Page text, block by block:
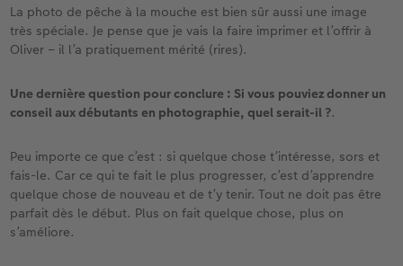
La photo de pêche à la mouche est bien sûr aussi une image
très spéciale. Je pense que je vais la faire imprimer et l’offrir à
Oliver – il l’a pratiquement mérité (rires).
Une dernière question pour conclure : Si vous pouviez donner un
conseil aux débutants en photographie, quel serait-il ?.
Peu importe ce que c’est : si quelque chose t’intéresse, sors et
fais-le. Car ce qui te fait le plus progresser, c’est d’apprendre
quelque chose de nouveau et de t’y tenir. Tout ne doit pas être
parfait dès le début. Plus on fait quelque chose, plus on
s’améliore.